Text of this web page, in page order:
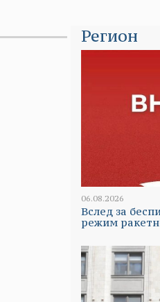
Регион
06.08.2026
Вслед за
режим